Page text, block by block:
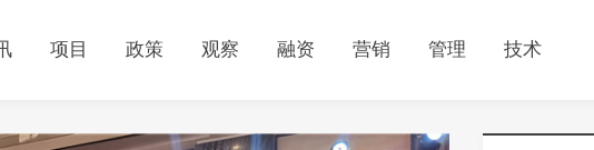
项目 政策 观察 融资 营销 管理 技术